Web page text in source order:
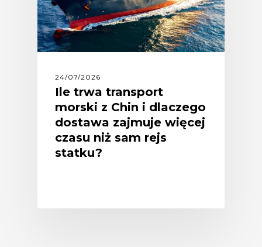
24/07/2026
Ile trwa transport
morski z Chin i dlaczego
dostawa zajmuje więcej
czasu niż sam rejs
statku?